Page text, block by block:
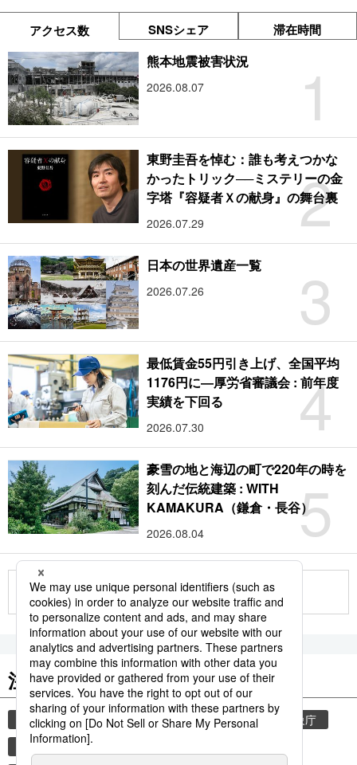
アクセス数 SNSシェア 滞在時間
1
熊本地震被害状況
2026.08.07
2
東野圭吾を悼む：誰も考えつかな
かったトリック──ミステリーの金
字塔『容疑者Ｘの献身』の舞台裏
2026.07.29
3
日本の世界遺産一覧
2026.07.26
4
最低賃金55円引き上げ、全国平均
1176円に―厚労省審議会 : 前年度
実績を下回る
2026.07.30
5
豪雪の地と海辺の町で220年の時を
刻んだ伝統建築 : WITH
KAMAKURA（鎌倉・長谷）
2026.08.04
もっと見る
注目のキーワード
共同通信ニュース 気象・災害 災害
気象庁
地震
津波